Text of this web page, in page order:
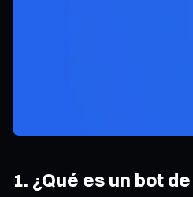
1. ¿Qué es un bot